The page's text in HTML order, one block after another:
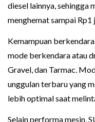
diesel lainnya, sehingga
menghemat sampai Rp1
Kemampuan
mode berkendara atau
Gravel, dan Tarmac.
unggulan terbaru yang
lebih optimal saat
Selain performa mesin,